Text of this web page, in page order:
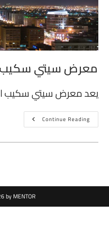
معرض سيتي سكيب
يعد معرض سيتي سكيب
Continue Reading
by MENTOR